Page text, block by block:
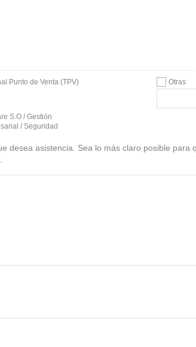
Punto de Venta (TPV) Otras
S.O / Gestión
/ Seguridad
desea asistencia. Sea lo más claro posible para